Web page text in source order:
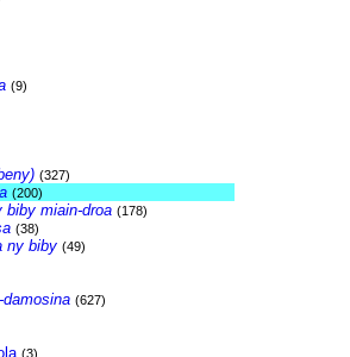
(9)
(327)
(200)
biby miain-droa (178)
(38)
ny biby (49)
(627)
(3)